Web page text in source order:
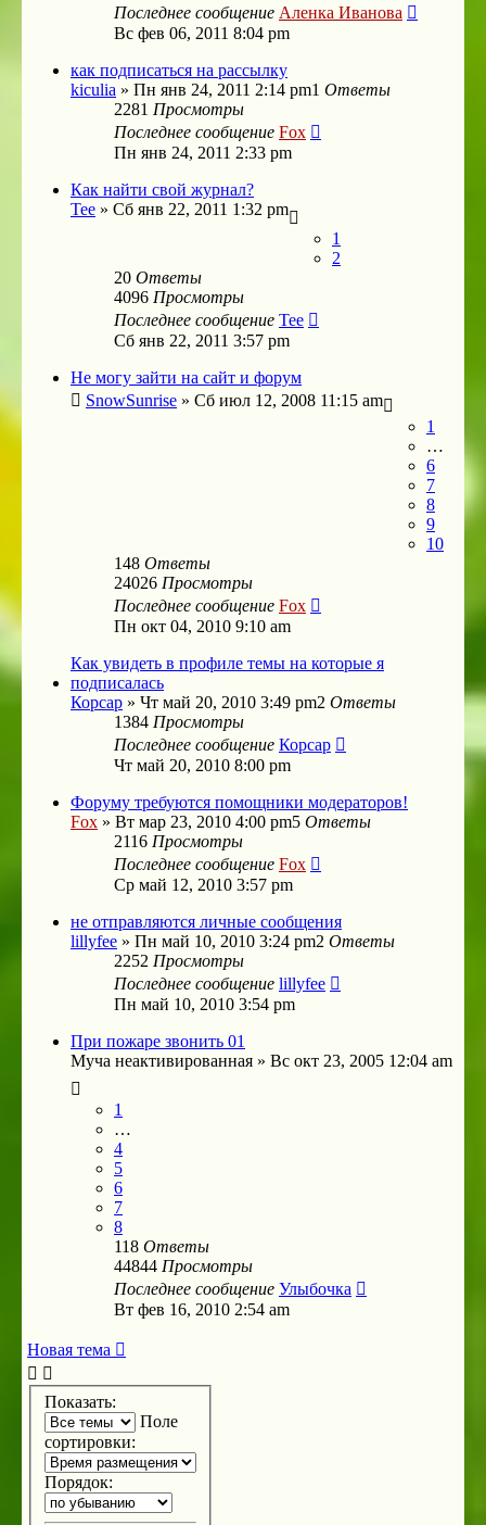
Последнее сообщение Аленка Иванова
Вс фев 06, 2011 8:04 pm
как подписаться на рассылку
kiculia » Пн янв 24, 2011 2:14 pm1 Ответы
2281 Просмотры
Последнее сообщение Fox
Пн янв 24, 2011 2:33 pm
Как найти свой журнал?
Tee » Сб янв 22, 2011 1:32 pm
1
2
20 Ответы
4096 Просмотры
Последнее сообщение Tee
Сб янв 22, 2011 3:57 pm
Не могу зайти на сайт и форум
SnowSunrise » Сб июл 12, 2008 11:15 am
1
…
6
7
8
9
10
148 Ответы
24026 Просмотры
Последнее сообщение Fox
Пн окт 04, 2010 9:10 am
Как увидеть в профиле темы на которые я
подписалась
Корсар » Чт май 20, 2010 3:49 pm2 Ответы
1384 Просмотры
Последнее сообщение Корсар
Чт май 20, 2010 8:00 pm
Форуму требуются помощники модераторов!
Fox » Вт мар 23, 2010 4:00 pm5 Ответы
2116 Просмотры
Последнее сообщение Fox
Ср май 12, 2010 3:57 pm
не отправляются личные сообщения
lillyfee » Пн май 10, 2010 3:24 pm2 Ответы
2252 Просмотры
Последнее сообщение lillyfee
Пн май 10, 2010 3:54 pm
При пожаре звонить 01
Муча неактивированная » Вс окт 23, 2005 12:04 am
1
…
4
5
6
7
8
118 Ответы
44844 Просмотры
Последнее сообщение Улыбочка
Вт фев 16, 2010 2:54 am
Новая тема
Показать:
Поле
сортировки:
Порядок: